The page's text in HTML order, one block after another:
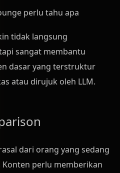
perlu tahu apa
tidak langsung
sangat membantu
dasar yang terstruktur
atau dirujuk oleh LLM.
dari orang yang sedang
perlu memberikan